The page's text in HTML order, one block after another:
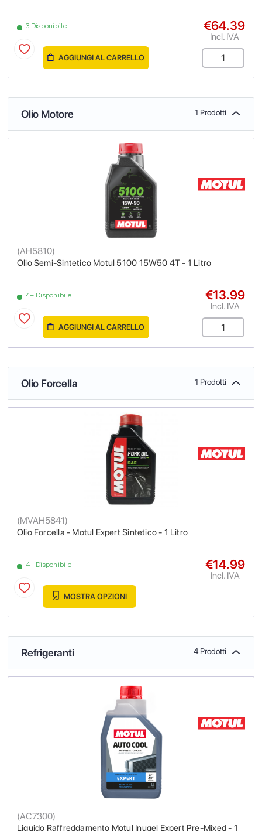
3 Disponibile €64.39
Incl. IVA
AGGIUNGI AL CARRELLO
Olio Motore 1 Prodotti
Olio Semi-Sintetico Motul 5100 15W50 4T - 1 Litro
(AH5810)
4+ Disponibile €13.99
Incl. IVA
AGGIUNGI AL CARRELLO
Olio Forcella 1 Prodotti
Olio Forcella - Motul Expert Sintetico - 1 Litro
(MVAH5841)
4+ Disponibile €14.99
Incl. IVA
MOSTRA OPZIONI
Refrigeranti 4 Prodotti
Liquido Raffreddamento Motul Inugel Expert Pre-Mixed - 1
(AC7300)